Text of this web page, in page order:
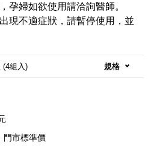
孕婦如欲使用請洽詢醫師。
現不適症狀，請暫停使用，並
(4組入) 規格
門市標準價